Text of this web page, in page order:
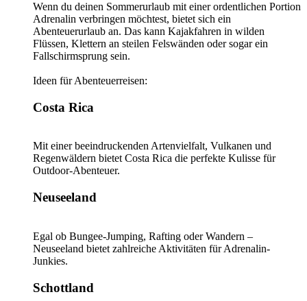
Wenn du deinen Sommerurlaub mit einer ordentlichen Portion
Adrenalin verbringen möchtest, bietet sich ein
Abenteuerurlaub an. Das kann Kajakfahren in wilden
Flüssen, Klettern an steilen Felswänden oder sogar ein
Fallschirmsprung sein.
Ideen für Abenteuerreisen:
Costa Rica
Mit einer beeindruckenden Artenvielfalt, Vulkanen und
Regenwäldern bietet Costa Rica die perfekte Kulisse für
Outdoor-Abenteuer.
Neuseeland
Egal ob Bungee-Jumping, Rafting oder Wandern –
Neuseeland bietet zahlreiche Aktivitäten für Adrenalin-
Junkies.
Schottland